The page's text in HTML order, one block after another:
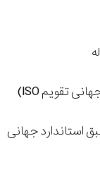
ISO
)
استاندارد جهانی